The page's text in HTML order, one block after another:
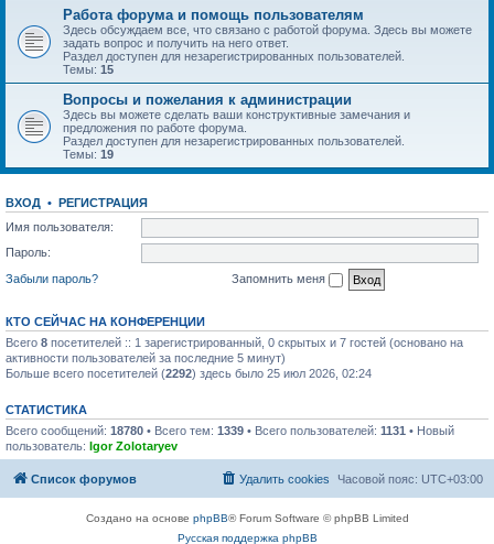
Работа форума и помощь пользователям
Здесь обсуждаем все, что связано с работой форума. Здесь вы можете
задать вопрос и получить на него ответ.
Раздел доступен для незарегистрированных пользователей.
Темы: 15
Вопросы и пожелания к администрации
Здесь вы можете сделать ваши конструктивные замечания и
предложения по работе форума.
Раздел доступен для незарегистрированных пользователей.
Темы: 19
ВХОД • РЕГИСТРАЦИЯ
Имя пользователя:
Пароль:
Забыли пароль?
Запомнить меня
КТО СЕЙЧАС НА КОНФЕРЕНЦИИ
Всего 8 посетителей :: 1 зарегистрированный, 0 скрытых и 7 гостей (основано на
активности пользователей за последние 5 минут)
Больше всего посетителей (2292) здесь было 25 июл 2026, 02:24
СТАТИСТИКА
Всего сообщений: 18780 • Всего тем: 1339 • Всего пользователей: 1131 • Новый
пользователь: Igor Zolotaryev
Список форумов Часовой пояс: UTC+03:00
Удалить cookies
Создано на основе phpBB® Forum Software © phpBB Limited
Русская поддержка phpBB